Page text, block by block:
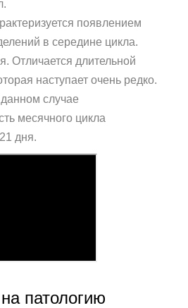
появлением
в середине цикла.
Отличается длительной
наступает очень редко.
случае
месячного цикла
дня.
патологию